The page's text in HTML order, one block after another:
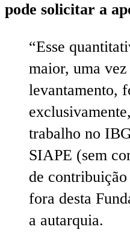
pode solicitar a
“Esse
maior, uma vez
levantamento,
trabalho no
SIAPE (sem
de
fora desta
a autarquia.